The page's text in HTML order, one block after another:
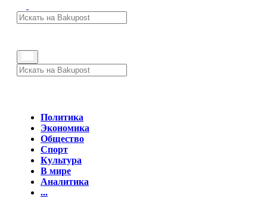
Политика
Экономика
Общество
Спорт
Культура
В мире
Аналитика
...